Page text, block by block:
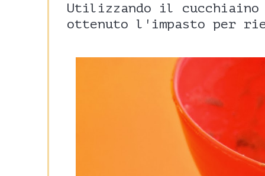
Utilizzando il cucchiaino
ottenuto l'impasto per